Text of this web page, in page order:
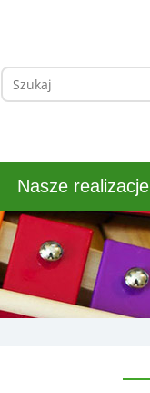
Szukaj:
Nasze realizacje